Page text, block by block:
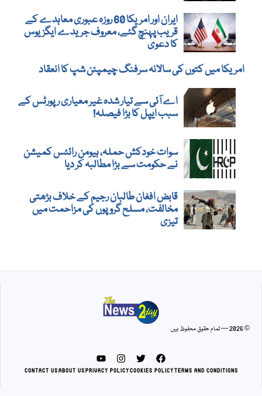
ایران اور امریکا 60 روزہ عبوری معاہدے کے
قریب پہنچ گئے، معروف جریدے ایگزیوس
کا دعویٰ
امریکا میں کتوں کی سالانہ سرفنگ چیمپئن شپ کا انعقاد
اے آئی سے تیار شدہ غیر معیاری رپورٹس کے
سبب ایپل کا بڑا فیصلہ!
سوات خودکش حملہ، ہیومن رائٹس کمیشن
نے حکومت سے بڑا مطالبہ کر دیا
قابض افغان طالبان رجیم کے خلاف بڑھتی
مخالفت، مسلح گروپوں کی مزاحمت میں
تیزی
© 2026 — تمام حقوق محفوظ ہیں
TERMS AND CONDITIONS
COOKIES POLICY
PRIVACY POLICY
ABOUT US
CONTACT US